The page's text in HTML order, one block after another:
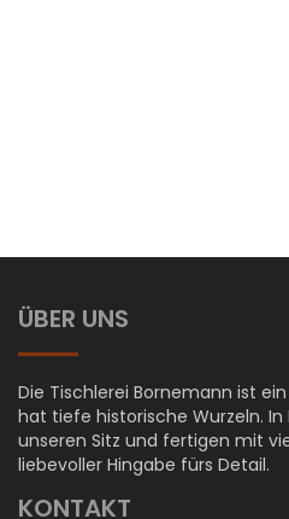
ÜBER UNS
Die Tischlerei Bornemann ist
hat tiefe historische Wurzeln.
unseren Sitz und fertigen mit
liebevoller Hingabe fürs Detail.
KONTAKT